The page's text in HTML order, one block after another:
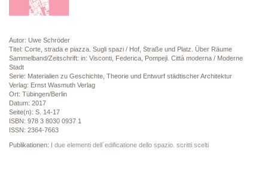
Autor: Uwe Schröder
Titel: Corte, strada e piazza. Sugli spazi / Hof, Straße und Platz. Über Räume
Sammelband/Zeitschrift: in: Visconti, Federica, Pompeji. Città moderna / Moderne
Stadt
Serie: Materialien zu Geschichte, Theorie und Entwurf städtischer Architektur
Verlag: Ernst Wasmuth Verlag
Ort: Tübingen/Berlin
Datum: 2017
Seite(n): S. 14-17
ISBN: 978 3 8030 0937 1
ISSN: 2364-7663
Publikationen: I due elementi dell´edificatione dello spazio. scritti scelti